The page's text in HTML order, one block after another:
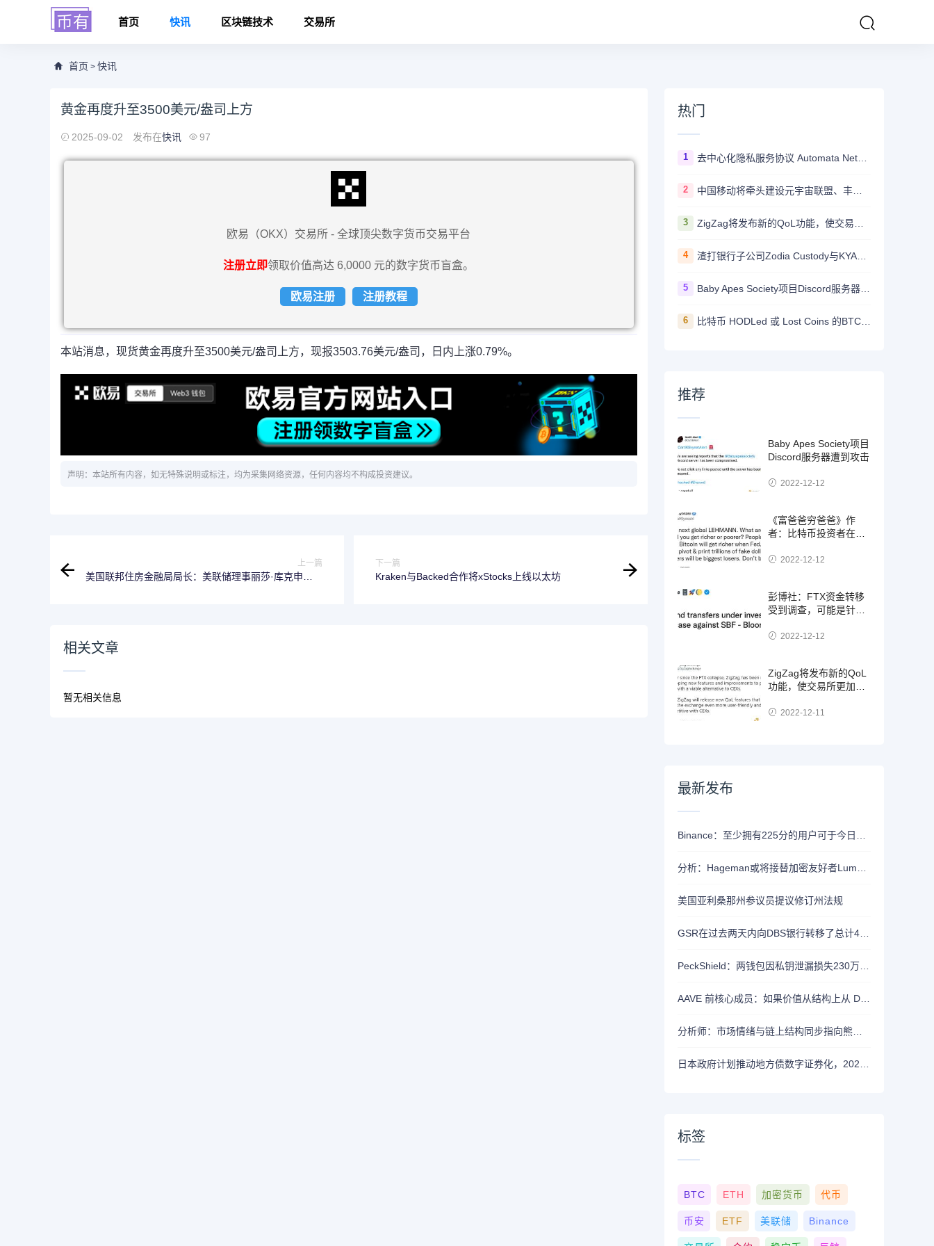
首页 快讯 区块链技术 交易所
首页 > 快讯
黄金再度升至3500美元/盎司上方
2025-09-02 发布在快讯 97
欧易（OKX）交易所 - 全球顶尖数字货币交易平台
注册立即领取价值高达 6,0000 元的数字货币盲盒。
欧易注册 注册教程
本站消息，现货黄金再度升至3500美元/盎司上方，现报3503.76美元/盎司，日内上涨0.79%。
声明：本站所有内容，如无特殊说明或标注，均为采集网络资源，任何内容均不构成投资建议。
上一篇
美国联邦住房金融局局长：美联储理事丽莎·库克申报的
下一篇
Kraken与Backed合作将xStocks上线以太坊
相关文章
暂无相关信息
热门
1 去中心化隐私服务协议 Automata Network推出跨链桥Carrier
2 中国移动将牵头建设元宇宙联盟、丰富元宇宙应用
3
4 渣打银行子公司Zodia Custody与KYAX达成合作拟提供基于审计、业务和监管报告的加密托管服务
5 Baby Apes Society项目Discord服务器遭到攻击
6 比特币 HODLed 或 Lost Coins 的BTC数量创5年新高
推荐
Baby Apes Society项目
Discord服务器遭到攻击
2022-12-12
《富爸爸穷爸爸》作
者：比特币投资者在美
2022-12-12
彭博社：FTX资金转移
受到调查，可能是针对
2022-12-12
ZigZag将发布新的QoL
功能，使交易所更加用
2022-12-11
最新发布
美国亚利桑那州参议员提议修订州法规
标签
BTC ETH 加密货币 代币
币安 ETF 美联储 Binance